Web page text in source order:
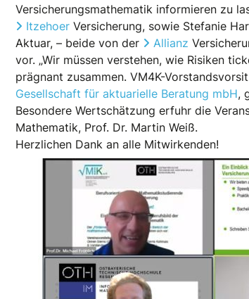
Versicherungsmathematik informieren zu
ItzehoerVersicherung, sowie Stefanie
Aktuar, – beide von der
Allianz
vor. „Wir müssen verstehen, wie Risiken
prägnant zusammen. VM4K-
Gesellschaft für aktuarielle Beratung mbH,
Besondere Wertschätzung erfuhr die
Mathematik, Prof. Dr. Martin Weiß.
Herzlichen Dank an alle Mitwirkenden!